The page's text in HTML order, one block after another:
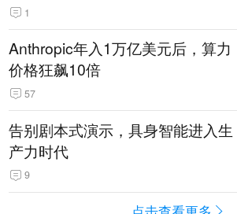
1
Anthropic年入1万亿美元后，算力
价格狂飙10倍
57
告别剧本式演示，具身智能进入生
产力时代
9